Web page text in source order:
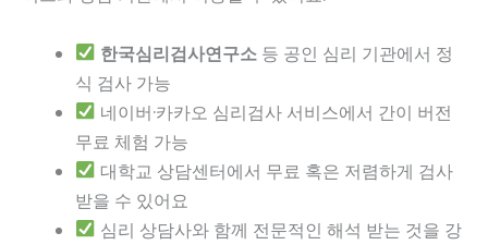
한국심리검사연구소등 공인 심리 기관에서 정
식 검사 가능
네이버·카카오 심리검사 서비스에서 간이 버전
무료 체험 가능
대학교 상담센터에서 무료 혹은 저렴하게 검사
받을 수 있어요
심리 상담사와 함께 전문적인 해석 받는 것을 강